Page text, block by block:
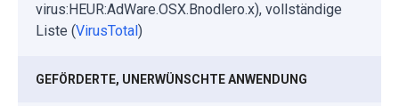
virus:HEUR:AdWare.OSX.Bnodlero.x), vollständige
Liste (VirusTotal )
GEFÖRDERTE, UNERWÜNSCHTE ANWENDUNG